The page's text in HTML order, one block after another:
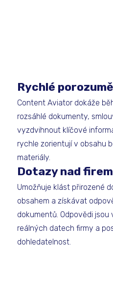
Rychlé
Content Aviator dokáže
rozsáhlé dokumenty,
vyzdvihnout klíčové
rychle zorientují v obsahu
materiály.
Dotazy nad
Umožňuje klást přirozené
obsahem a získávat
dokumentů. Odpovědi jsou
reálných datech firmy a
dohledatelnost.